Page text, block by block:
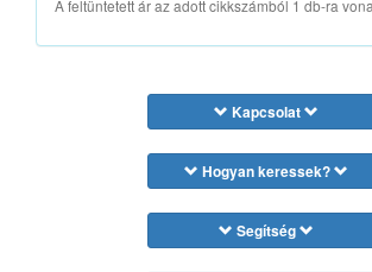
A feltüntetett ár az adott cikkszámból 1 db-ra
Kapcsolat
Hogyan keressek?
Segítség